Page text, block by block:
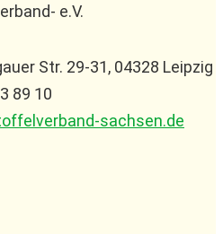
Str. 29-31, 04328 Leipzig
89 10
sachsen.de